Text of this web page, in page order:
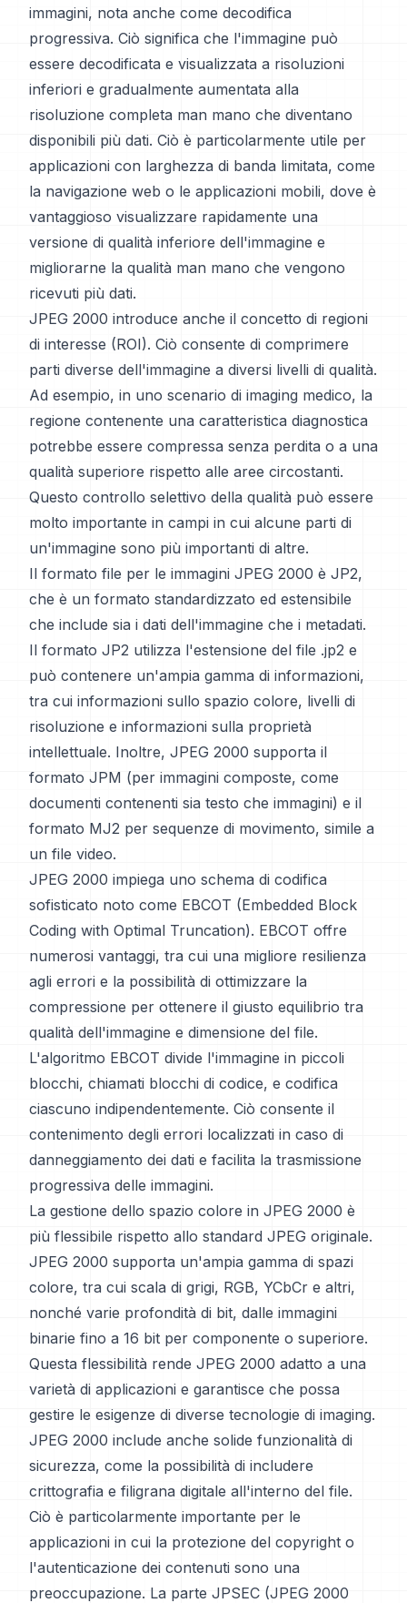
immagini, nota anche come decodifica
progressiva. Ciò significa che l'immagine può
essere decodificata e visualizzata a risoluzioni
inferiori e gradualmente aumentata alla
risoluzione completa man mano che diventano
disponibili più dati. Ciò è particolarmente utile per
applicazioni con larghezza di banda limitata, come
la navigazione web o le applicazioni mobili, dove è
vantaggioso visualizzare rapidamente una
versione di qualità inferiore dell'immagine e
migliorarne la qualità man mano che vengono
ricevuti più dati.
JPEG 2000 introduce anche il concetto di regioni
di interesse (ROI). Ciò consente di comprimere
parti diverse dell'immagine a diversi livelli di qualità.
Ad esempio, in uno scenario di imaging medico, la
regione contenente una caratteristica diagnostica
potrebbe essere compressa senza perdita o a una
qualità superiore rispetto alle aree circostanti.
Questo controllo selettivo della qualità può essere
molto importante in campi in cui alcune parti di
un'immagine sono più importanti di altre.
Il formato file per le immagini JPEG 2000 è JP2,
che è un formato standardizzato ed estensibile
che include sia i dati dell'immagine che i metadati.
Il formato JP2 utilizza l'estensione del file .jp2 e
può contenere un'ampia gamma di informazioni,
tra cui informazioni sullo spazio colore, livelli di
risoluzione e informazioni sulla proprietà
intellettuale. Inoltre, JPEG 2000 supporta il
formato JPM (per immagini composte, come
documenti contenenti sia testo che immagini) e il
formato MJ2 per sequenze di movimento, simile a
un file video.
JPEG 2000 impiega uno schema di codifica
sofisticato noto come EBCOT (Embedded Block
Coding with Optimal Truncation). EBCOT offre
numerosi vantaggi, tra cui una migliore resilienza
agli errori e la possibilità di ottimizzare la
compressione per ottenere il giusto equilibrio tra
qualità dell'immagine e dimensione del file.
L'algoritmo EBCOT divide l'immagine in piccoli
blocchi, chiamati blocchi di codice, e codifica
ciascuno indipendentemente. Ciò consente il
contenimento degli errori localizzati in caso di
danneggiamento dei dati e facilita la trasmissione
progressiva delle immagini.
La gestione dello spazio colore in JPEG 2000 è
più flessibile rispetto allo standard JPEG originale.
JPEG 2000 supporta un'ampia gamma di spazi
colore, tra cui scala di grigi, RGB, YCbCr e altri,
nonché varie profondità di bit, dalle immagini
binarie fino a 16 bit per componente o superiore.
Questa flessibilità rende JPEG 2000 adatto a una
varietà di applicazioni e garantisce che possa
gestire le esigenze di diverse tecnologie di imaging.
JPEG 2000 include anche solide funzionalità di
sicurezza, come la possibilità di includere
crittografia e filigrana digitale all'interno del file.
Ciò è particolarmente importante per le
applicazioni in cui la protezione del copyright o
l'autenticazione dei contenuti sono una
preoccupazione. La parte JPSEC (JPEG 2000